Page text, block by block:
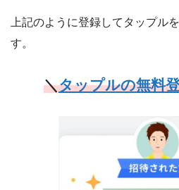
上記のように登録してタップル
す。
＼タップルの無料